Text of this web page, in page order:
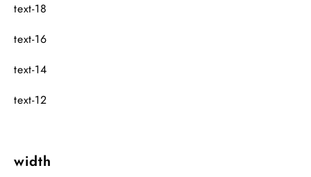
text-18
text-16
text-14
text-12
width